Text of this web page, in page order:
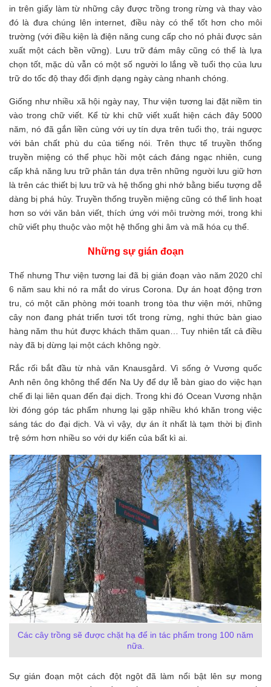
in trên giấy làm từ những cây được trồng trong rừng và thay vào
đó là đưa chúng lên internet, điều này có thể tốt hơn cho môi
trường (với điều kiện là điện năng cung cấp cho nó phải được sản
xuất một cách bền vững). Lưu trữ đám mây cũng có thể là lựa
chọn tốt, mặc dù vẫn có một số người lo lắng về tuổi thọ của lưu
trữ do tốc độ thay đổi định dạng ngày càng nhanh chóng.
Giống như nhiều xã hội ngày nay, Thư viện tương lai đặt niềm tin
vào trong chữ viết. Kể từ khi chữ viết xuất hiện cách đây 5000
năm, nó đã gắn liền cùng với uy tín dựa trên tuổi thọ, trái ngược
với bản chất phù du của tiếng nói. Trên thực tế truyền thống
truyền miệng có thể phục hồi một cách đáng ngạc nhiên, cung
cấp khả năng lưu trữ phân tán dựa trên những người lưu giữ hơn
là trên các thiết bị lưu trữ và hệ thống ghi nhớ bằng biểu tượng dễ
dàng bị phá hủy. Truyền thống truyền miệng cũng có thể linh hoạt
hơn so với văn bản viết, thích ứng với môi trường mới, trong khi
chữ viết phụ thuộc vào một hệ thống ghi âm và mã hóa cụ thể.
Những sự gián đoạn
Thế nhưng Thư viện tương lai đã bị gián đoạn vào năm 2020 chỉ
6 năm sau khi nó ra mắt do virus Corona. Dự án hoạt động trơn
tru, có một căn phòng mới toanh trong tòa thư viện mới, những
cây non đang phát triển tươi tốt trong rừng, nghi thức bàn giao
hàng năm thu hút được khách thăm quan… Tuy nhiên tất cả điều
này đã bị dừng lại một cách không ngờ.
Rắc rối bắt đầu từ nhà văn Knausgård. Vì sống ở Vương quốc
Anh nên ông không thể đến Na Uy để dự lễ bàn giao do việc hạn
chế đi lại liên quan đến đại dịch. Trong khi đó Ocean Vương nhận
lời đóng góp tác phẩm nhưng lại gặp nhiều khó khăn trong việc
sáng tác do đại dịch. Và vì vậy, dự án ít nhất là tạm thời bị đình
trệ sớm hơn nhiều so với dự kiến ​​của bất kì ai.
Các cây trồng sẽ được chặt hạ để in tác phẩm trong 100 năm
nữa.
Sự gián đoạn một cách đột ngột đã làm nổi bật lên sự mong